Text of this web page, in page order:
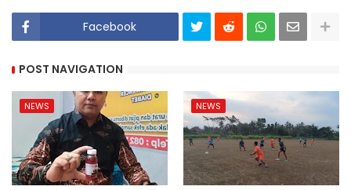
Facebook
POST NAVIGATION
NEWS NEWS